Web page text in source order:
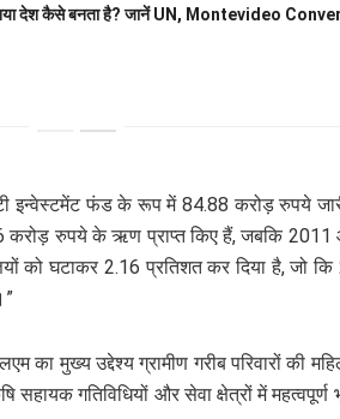
देश कैसे बनता है? जानें UN, Montevideo
इन्वेस्टमेंट फंड के रूप में 84.88 करोड़
रुपये के ऋण प्राप्त किए हैं, जबकि
को घटाकर 2.16 प्रतिशत कर दिया है,
का मुख्य उद्देश्य ग्रामीण गरीब परिवारों
गतिविधियों और सेवा क्षेत्रों में